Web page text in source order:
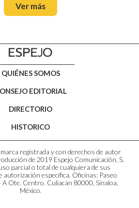
Ver más
QUIÉNES SOMOS
EDITORIAL
DIRECTORIO
HISTORICO
registrada y con derechos de autor
de 2019 Espejo Comunicación, S.
parcial o total de cualquiera de sus
específica. Oficinas: Paseo
Ote. Centro. Culiacán 80000, Sinaloa,
México.